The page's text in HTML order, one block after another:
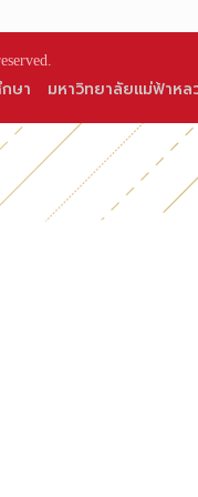
ษา มหาวิทยาลัยแม่ฟ้าหล